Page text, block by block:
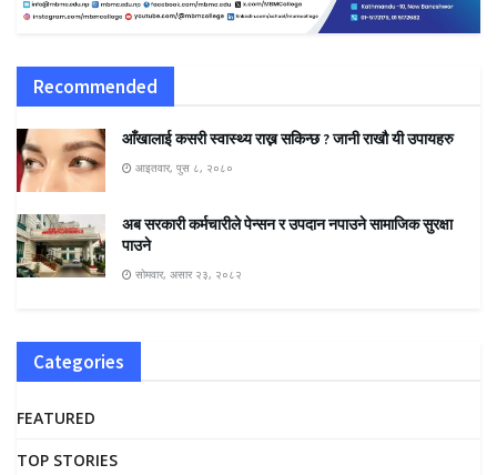
Recommended
आँखालाई कसरी स्वास्थ्य राख्न सकिन्छ ? जानी राखौ यी उपायहरु
आइतवार, पुस ८, २०८०
अब सरकारी कर्मचारीले पेन्सन र उपदान नपाउने सामाजिक सुरक्षा
पाउने
सोमवार, असार २३, २०८२
Categories
FEATURED
TOP STORIES